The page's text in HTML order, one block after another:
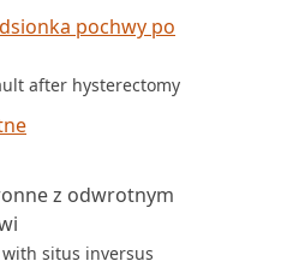
pochwy po
after hysterectomy
z odwrotnym
situs inversus